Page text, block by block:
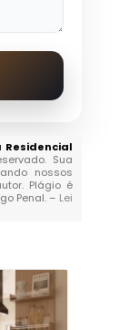
Sua
nossos
Plágio é
Penal. – Lei